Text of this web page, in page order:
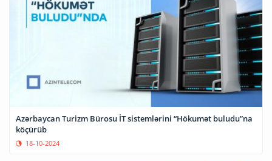
Azərbaycan Turizm Bürosu İT sistemlərini “Hökumət buludu”na
köçürüb
18-10-2024